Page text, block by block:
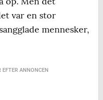
var en stor
mennesker,
ANNONCEN